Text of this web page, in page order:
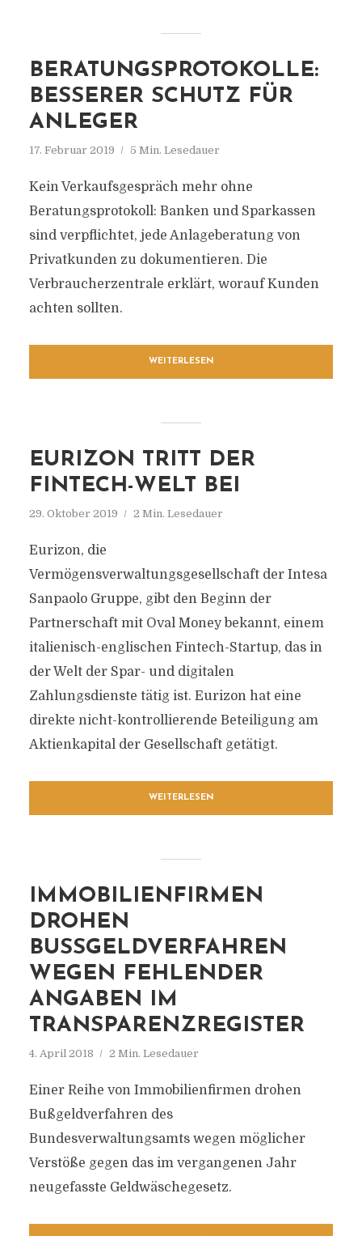
BERATUNGSPROTOKOLLE:
BESSERER SCHUTZ FÜR
ANLEGER
17. Februar 2019 5 Min. Lesedauer
Kein Verkaufsgespräch mehr ohne
Beratungsprotokoll: Banken und Sparkassen
sind verpflichtet, jede Anlageberatung von
Privatkunden zu dokumentieren. Die
Verbraucherzentrale erklärt, worauf Kunden
achten sollten.
WEITERLESEN
EURIZON TRITT DER
FINTECH-WELT BEI
29. Oktober 2019 2 Min. Lesedauer
Eurizon, die
Vermögensverwaltungsgesellschaft der Intesa
Sanpaolo Gruppe, gibt den Beginn der
Partnerschaft mit Oval Money bekannt, einem
italienisch-englischen Fintech-Startup, das in
der Welt der Spar- und digitalen
Zahlungsdienste tätig ist. Eurizon hat eine
direkte nicht-kontrollierende Beteiligung am
Aktienkapital der Gesellschaft getätigt.
WEITERLESEN
IMMOBILIENFIRMEN
DROHEN
BUSSGELDVERFAHREN W
EGEN FEHLENDER A
NGABEN IM T
RANSPARENZREGISTER
4. April 2018 2 Min. Lesedauer
Einer Reihe von Immobilienfirmen drohen
Bußgeldverfahren des
Bundesverwaltungsamts wegen möglicher
Verstöße gegen das im vergangenen Jahr
neugefasste Geldwäschegesetz.